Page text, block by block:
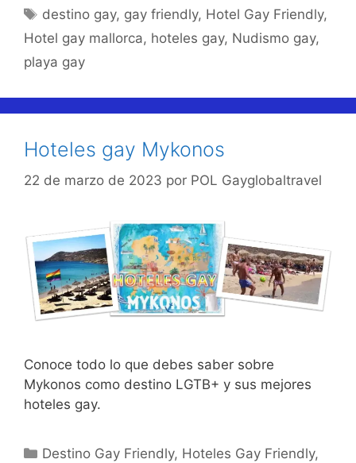
Etiquetas
destino gay, gay friendly, Hotel Gay Friendly,
Hotel gay mallorca, hoteles gay, Nudismo gay,
playa gay
Hoteles gay Mykonos
22 de marzo de 2023 por POL Gayglobaltravel
Conoce todo lo que debes saber sobre
Mykonos como destino LGTB+ y sus mejores
hoteles gay.
Categorías
Destino Gay Friendly, Hoteles Gay Friendly,